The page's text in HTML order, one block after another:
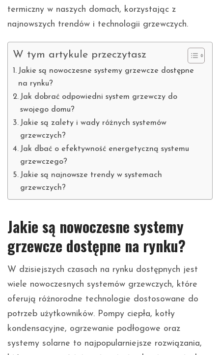
termiczny w naszych domach, korzystając z
najnowszych trendów i technologii grzewczych.
W tym artykule przeczytasz
Jakie są nowoczesne systemy grzewcze dostępne
na rynku?
Jak dobrać odpowiedni system grzewczy do
swojego domu?
Jakie są zalety i wady różnych systemów
grzewczych?
Jak dbać o efektywność energetyczną systemu
grzewczego?
Jakie są najnowsze trendy w systemach
grzewczych?
Jakie są nowoczesne systemy
grzewcze dostępne na rynku?
W dzisiejszych czasach na rynku dostępnych jest
wiele nowoczesnych systemów grzewczych, które
oferują różnorodne technologie dostosowane do
potrzeb użytkowników. Pompy ciepła, kotły
kondensacyjne, ogrzewanie podłogowe oraz
systemy solarne to najpopularniejsze rozwiązania,